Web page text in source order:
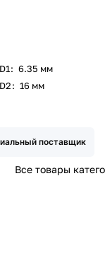
: 6.35 мм
: 16 мм
поставщик
Все товары